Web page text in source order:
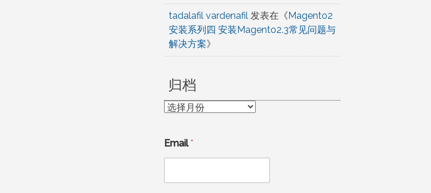
tadalafil vardenafil发表在《Magento2
安装系列四 安装Magento2.3常见问题与
解决方案》
归档
归
Email*